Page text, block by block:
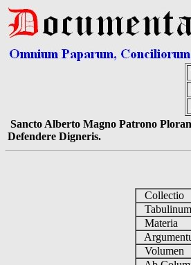
Sancto Alberto Magno Patrono
Defendere Digneris.
Collectio
Tabulinum
Materia
Volumen